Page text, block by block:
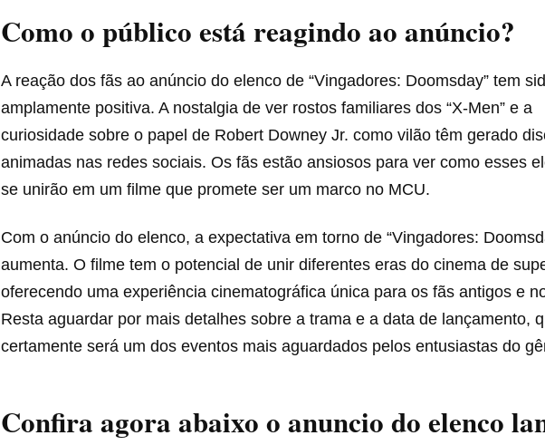
Como o público está reagindo ao anúncio?
A reação dos fãs ao anúncio do elenco de “Vingadores: Doomsday” tem
amplamente positiva. A nostalgia de ver rostos familiares dos “X-Men” e a
curiosidade sobre o papel de Robert Downey Jr. como vilão têm gerado
animadas nas redes sociais. Os fãs estão ansiosos para ver como esses
se unirão em um filme que promete ser um marco no MCU.
Com o anúncio do elenco, a expectativa em torno de “Vingadores:
aumenta. O filme tem o potencial de unir diferentes eras do cinema de
oferecendo uma experiência cinematográfica única para os fãs antigos e
Resta aguardar por mais detalhes sobre a trama e a data de lançamento,
certamente será um dos eventos mais aguardados pelos entusiastas do
Confira agora abaixo o anuncio do elenco